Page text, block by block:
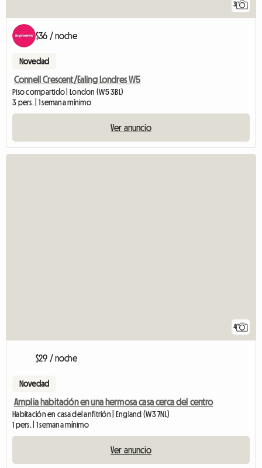
3
$36 / noche
Novedad
Connell Crescent/Ealing Londres W5
Piso compartido | London (W5 3BL)
3 pers. | 1 semana mínimo
Ver anuncio
4
$29 / noche
Novedad
Amplia habitación en una hermosa casa cerca del centro
Habitación en casa del anfitrión | England (W3 7NL)
1 pers. | 1 semana mínimo
Ver anuncio